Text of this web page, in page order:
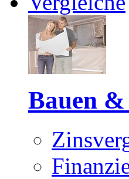
Bauen